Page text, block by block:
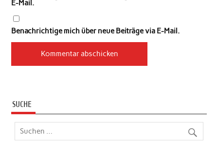
E-Mail.
Benachrichtige mich über neue Beiträge via E-Mail.
SUCHE